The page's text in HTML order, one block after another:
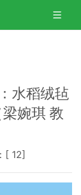
水稻绒毡
婉琪 教
[12]